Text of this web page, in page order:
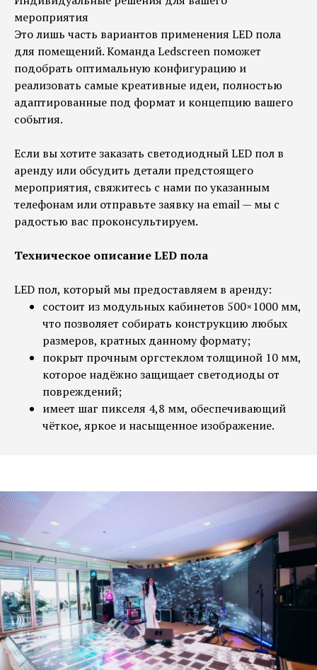
мероприятия
Это лишь часть вариантов применения LED пола
для помещений. Команда Ledscreen поможет
подобрать оптимальную конфигурацию и
реализовать самые креативные идеи, полностью
адаптированные под формат и концепцию вашего
события.
Если вы хотите заказать светодиодный LED пол в
аренду или обсудить детали предстоящего
мероприятия, свяжитесь с нами по указанным
телефонам или отправьте заявку на email — мы с
радостью вас проконсультируем.
Техническое описание LED пола
LED пол, который мы предоставляем в аренду:
состоит из модульных кабинетов 500×1000 мм,
что позволяет собирать конструкцию любых
размеров, кратных данному формату;
покрыт прочным оргстеклом толщиной 10 мм,
которое надёжно защищает светодиоды от
повреждений;
имеет шаг пикселя 4,8 мм, обеспечивающий
чёткое, яркое и насыщенное изображение.